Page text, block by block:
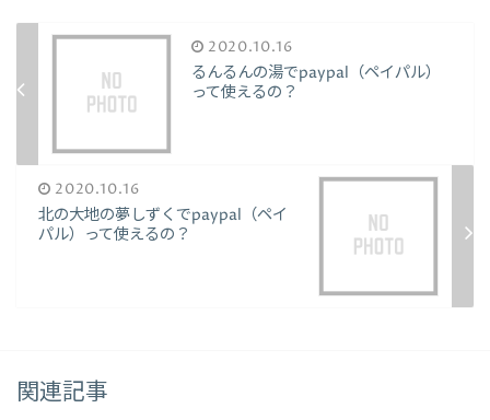
2020.10.16
るんるんの湯でpaypal（ペイパル）
って使えるの？
2020.10.16
北の大地の夢しずくでpaypal（ペイ
パル）って使えるの？
関連記事